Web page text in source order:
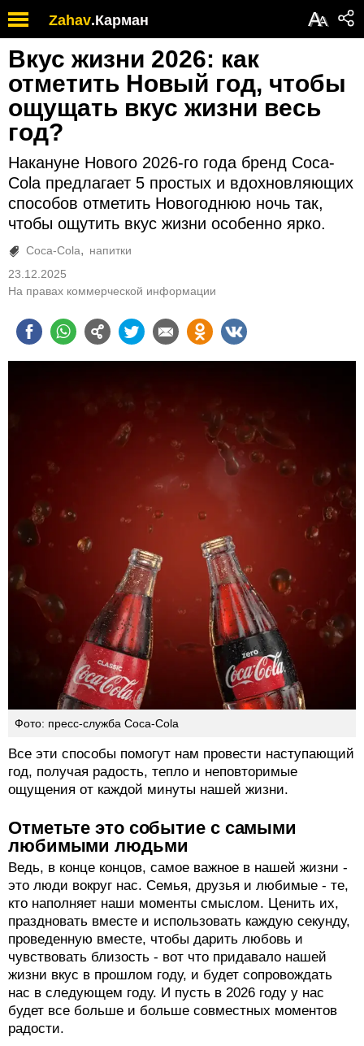
Zahav.Карман АА
Вкус жизни 2026: как
отметить Новый год, чтобы
ощущать вкус жизни весь
год?
Накануне Нового 2026-го года бренд Coca-
Cola предлагает 5 простых и вдохновляющих
способов отметить Новогоднюю ночь так,
чтобы ощутить вкус жизни особенно ярко.
Coca-Cola
напитки
23.12.2025
На правах коммерческой информации
Фото: пресс-служба Coca-Cola
Все эти способы помогут нам провести наступающий
год, получая радость, тепло и неповторимые
ощущения от каждой минуты нашей жизни.
Отметьте это событие с самыми
любимыми людьми
Ведь, в конце концов, самое важное в нашей жизни -
это люди вокруг нас. Семья, друзья и любимые - те,
кто наполняет наши моменты смыслом. Ценить их,
праздновать вместе и использовать каждую секунду,
проведенную вместе, чтобы дарить любовь и
чувствовать близость - вот что придавало нашей
жизни вкус в прошлом году, и будет сопровождать
нас в следующем году. И пусть в 2026 году у нас
будет все больше и больше совместных моментов
радости.